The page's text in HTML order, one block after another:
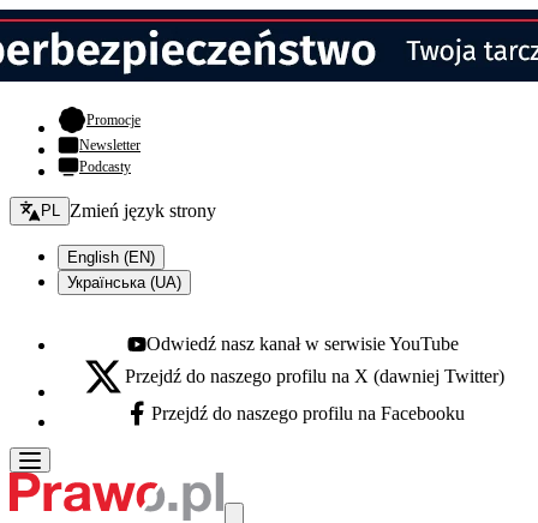
Promocje- otwiera się w nowej karcie
Newsletter
Podcasty
Zmień język - bieżący:
PL Zmień język strony
English (EN)
Українська (UA)
Youtube - otwiera się w nowej karcie
Odwiedź nasz kanał w serwisie YouTube
X - otwiera się w nowej karcie
Przejdź do naszego profilu na X (dawniej Twitter)
Facebook - otwiera się w nowej karcie
Przejdź do naszego profilu na Facebooku